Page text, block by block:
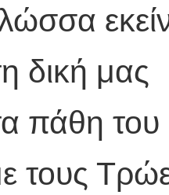
δική μας
πάθη
τους